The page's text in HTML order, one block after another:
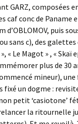
GARZ, composées
caf conc de Paname
d’OBLOMOV, puis
sans c), des
« Le Magot » , « Skaï
plus de 30
mineur), une
fixé un dogme :
petit ‘casiotone’
la ritournelle